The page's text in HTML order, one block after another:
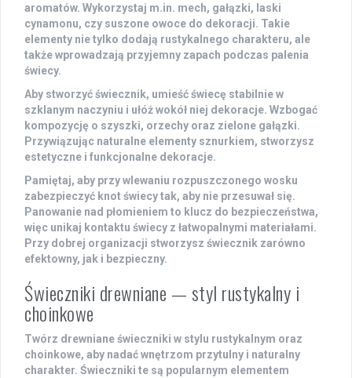
aromatów. Wykorzystaj m.in. mech, gałązki, laski
cynamonu, czy suszone owoce do dekoracji. Takie
elementy nie tylko dodają rustykalnego charakteru, ale
także wprowadzają przyjemny zapach podczas palenia
świecy.
Aby stworzyć świecznik, umieść świecę stabilnie w
szklanym naczyniu i ułóż wokół niej dekoracje. Wzbogać
kompozycję o szyszki, orzechy oraz zielone gałązki.
Przywiązując naturalne elementy sznurkiem, stworzysz
estetyczne i funkcjonalne dekoracje.
Pamiętaj, aby przy wlewaniu rozpuszczonego wosku
zabezpieczyć knot świecy tak, aby nie przesuwał się.
Panowanie nad płomieniem to klucz do bezpieczeństwa,
więc unikaj kontaktu świecy z łatwopalnymi materiałami.
Przy dobrej organizacji stworzysz świecznik zarówno
efektowny, jak i bezpieczny.
Świeczniki drewniane — styl rustykalny i
choinkowe
Twórz drewniane świeczniki w stylu rustykalnym oraz
choinkowe, aby nadać wnętrzom przytulny i naturalny
charakter. Świeczniki te są popularnym elementem